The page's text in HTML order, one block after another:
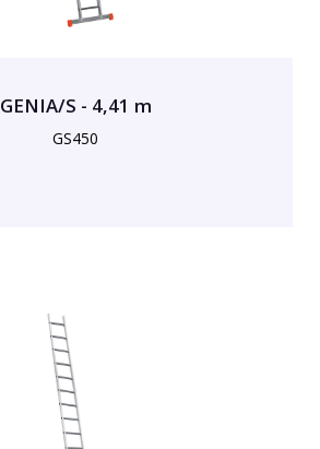
GENIA/S - 4,41 m
GS450